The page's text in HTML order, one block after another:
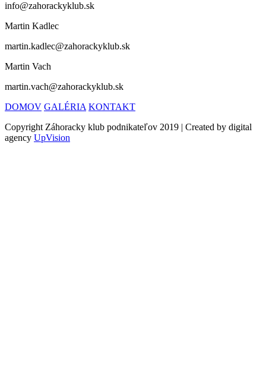
info@zahorackyklub.sk
Martin Kadlec
martin.kadlec@zahorackyklub.sk
Martin Vach
martin.vach@zahorackyklub.sk
DOMOV GALÉRIA KONTAKT
Copyright Záhoracky klub podnikateľov 2019 | Created by digital
agency UpVision